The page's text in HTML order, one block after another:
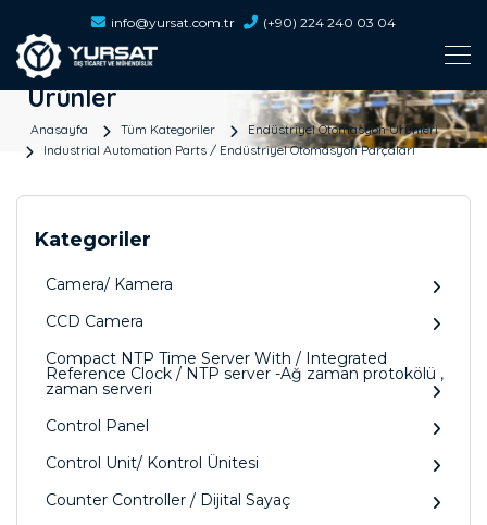
info@yursat.com.tr (+90) 224 240 03 04
Ürünler
Anasayfa Tüm Kategoriler
Endüstriyel Otomasyon Ürünleri
Industrial Automation Parts / Endüstriyel Otomasyon Parçaları
Kategoriler
Camera/ Kamera
CCD Camera
Compact NTP Time Server With / Integrated
Reference Clock / NTP server -Ağ zaman protokölü ,
zaman serveri
Control Panel
Control Unit/ Kontrol Ünitesi
Counter Controller / Dijital Sayaç